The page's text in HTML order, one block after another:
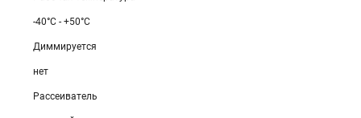
-40°C - +50°C
Диммируется
нет
Рассеиватель